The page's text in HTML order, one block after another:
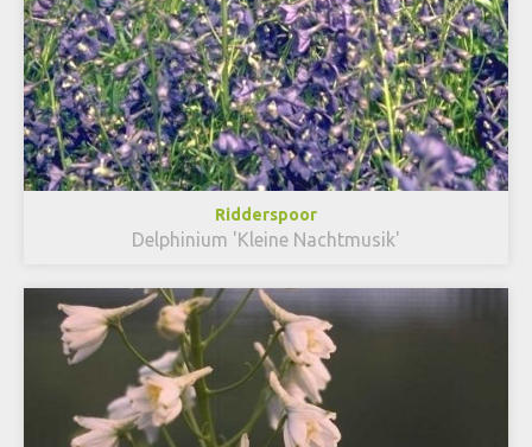
Ridderspoor
Delphinium 'Kleine Nachtmusik'